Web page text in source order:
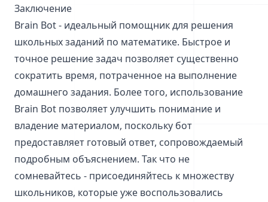
Заключение
Brain Bot - идеальный помощник для решения
школьных заданий по математике. Быстрое и
точное решение задач позволяет существенно
сократить время, потраченное на выполнение
домашнего задания. Более того, использование
Brain Bot позволяет улучшить понимание и
владение материалом, поскольку бот
предоставляет готовый ответ, сопровождаемый
подробным объяснением. Так что не
сомневайтесь - присоединяйтесь к множеству
школьников, которые уже воспользовались